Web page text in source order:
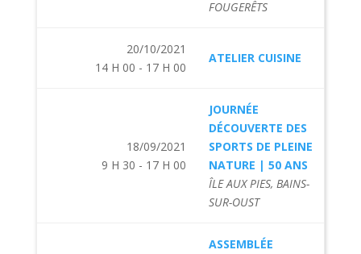
FOUGERÊTS
20/10/2021
14 H 00 - 17 H 00
ATELIER CUISINE
18/09/2021
9 H 30 - 17 H 00
JOURNÉE
DÉCOUVERTE DES
SPORTS DE PLEINE
NATURE | 50 ANS
ÎLE AUX PIES, BAINS-
SUR-OUST
ASSEMBLÉE